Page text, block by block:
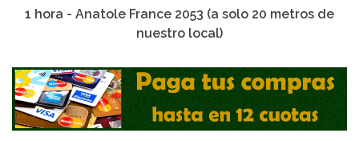
1 hora - Anatole France 2053 (a solo 20 metros de
nuestro local)